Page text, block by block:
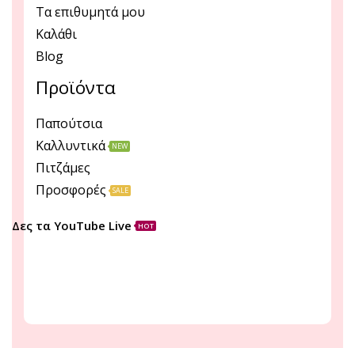
Τα επιθυμητά μου
Καλάθι
Blog
Προϊόντα
Παπούτσια
Καλλυντικά
NEW
Πιτζάμες
Προσφορές
SALE
Δες τα YouTube Live HOT